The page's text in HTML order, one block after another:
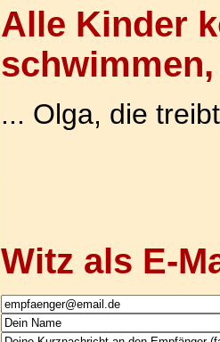
Alle Kinder
... Olga, die
Witz als E-